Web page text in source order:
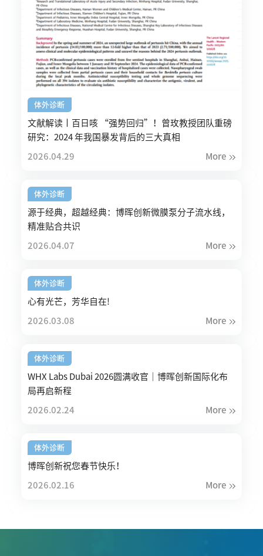
体外诊断
文献解读丨百日咳 “强势回归”！曾玫教授团队重磅
研究：2024 年我国暴发背后的三大真相
2026.04.29 More
体外诊断
源于经典，超越经典：博晖创新微膜泵分子流水线，
精准贴合共识
2026.04.07 More
体外诊断
心有光芒，芳华自在!
2026.03.08 More
体外诊断
WHX Labs Dubai 2026圆满收官｜博晖创新国际化布
局再启新程
2026.02.24 More
体外诊断
博晖创新祝您春节快乐！
2026.02.16 More